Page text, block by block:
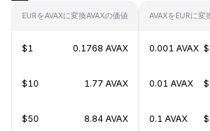
EURをAVAXに変換AVAXの価値
$1 0.1768 AVAX
$10 1.77 AVAX
$50 8.84 AVAX
AVAXをEURに変
0.001 AVAX
0.01 AVAX
0.1 AVAX